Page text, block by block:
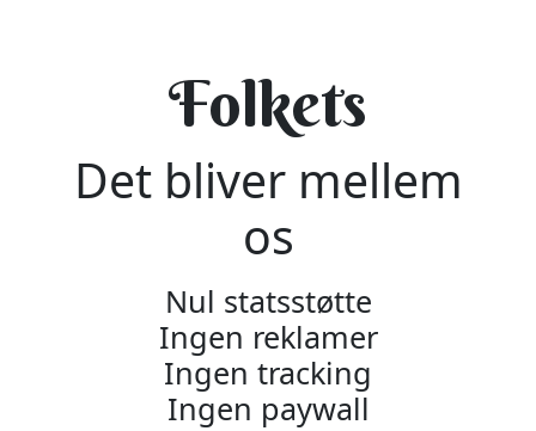
Folkets
Det bliver mellem
os
Nul statsstøtte
Ingen reklamer
Ingen tracking
Ingen paywall